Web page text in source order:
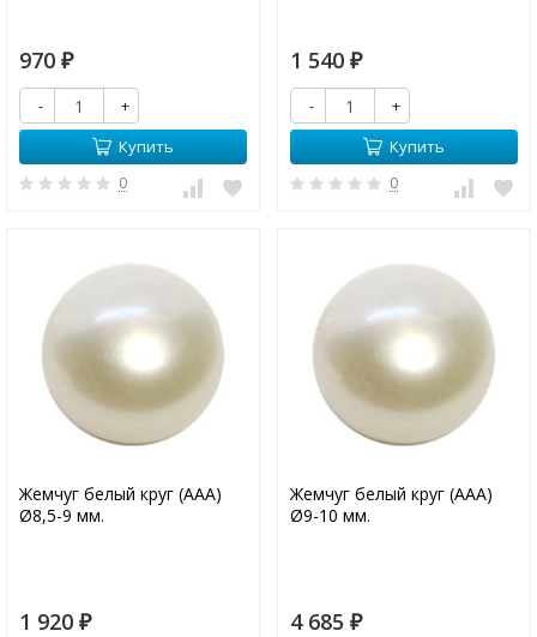
970 ₽
-
+
Купить
0
1 540 ₽
-
+
Купить
0
Жемчуг белый круг (ААА)
Ø8,5-9 мм.
1 920 ₽
Жемчуг белый круг (ААА)
Ø9-10 мм.
4 685 ₽